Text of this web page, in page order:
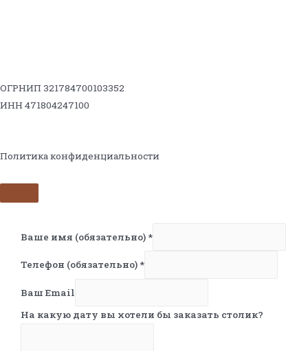
ОГРНИП 321784700103352
ИНН 471804247100
Политика конфиденциальности
Ваше имя (обязательно) *
Телефон (обязательно) *
Ваш Email
На какую дату вы хотели бы заказать столик?